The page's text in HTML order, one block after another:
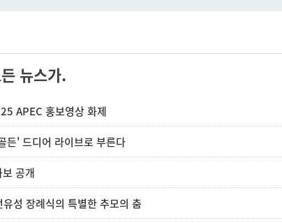
뉴스가.
APEC 홍보영상 화제
든' 드디어 라이브로 부른다
공개
성 장례식의 특별한 추모의 춤